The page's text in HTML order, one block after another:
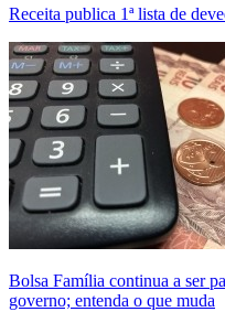
Receita publica 1ª lista de
Bolsa Família continua a ser
governo; entenda o que muda